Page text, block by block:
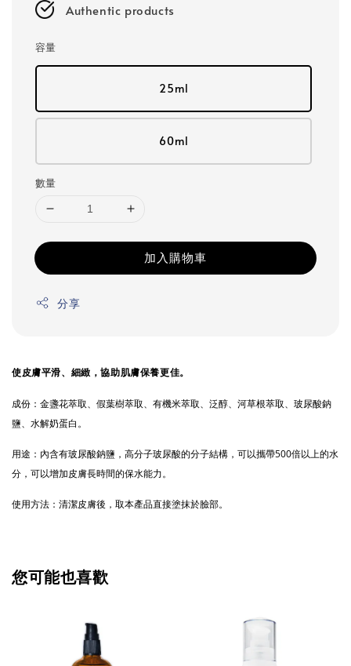
Authentic products
容量
25ml
60ml
數量
加入購物車
分享
使皮膚平滑、細緻，協助肌膚保養更佳。
成份： 金盞花萃取、假葉樹萃取、有機米萃取、泛醇、河草根萃取、玻尿酸鈉
鹽、水解奶蛋白。
用途： 內含有玻尿酸鈉鹽，高分子玻尿酸的分子結構，可以攜帶500倍以上的水
分，可以增加皮膚長時間的保水能力。
使用方法： 清潔皮膚後，取本產品直接塗抹於臉部。
您可能也喜歡